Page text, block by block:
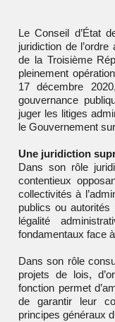
Le Conseil d’État
juridiction de
de la Troisième
pleinement
17 décembre
gouvernance
juger les litiges
le Gouvernement
Une juridiction
Dans son rôle
contentieux
collectivités à
publics ou
légalité
fondamentaux face
Dans son rôle
projets de lois,
fonction permet
de garantir leur
principes généraux